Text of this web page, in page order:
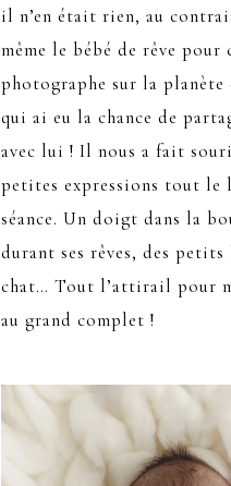
il n’en était rien, au
même le bébé de rêve pour
photographe sur la planète
qui ai eu la chance de
avec lui ! Il nous a fait
petites expressions tout le
séance. Un doigt dans la
durant ses rêves, des
chat… Tout l’attirail pour
au grand complet !